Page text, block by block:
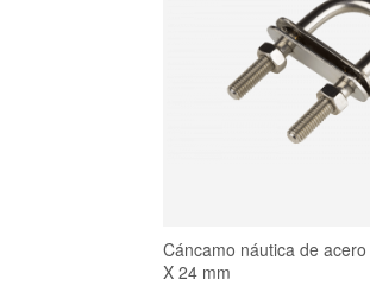
Cáncamo náutica de
X 24 mm